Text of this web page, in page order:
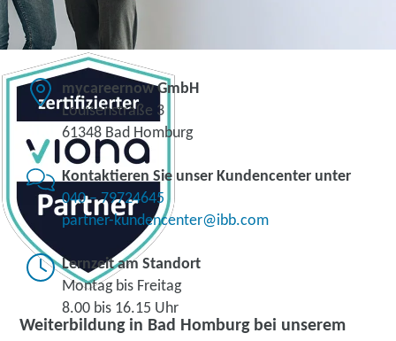
Weiterbildung in Bad Homburg bei unserem
mycareernow GmbH
Louisenstraße 3
61348 Bad Homburg
Kontaktieren Sie unser Kundencenter unter
040 – 79724645
partner-kundencenter@ibb.com
Lernzeit am Standort
Montag bis Freitag
8.00 bis 16.15 Uhr